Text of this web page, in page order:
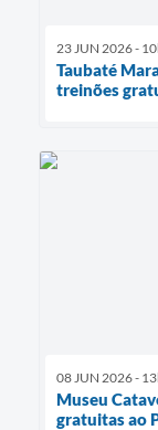
23 JUN 2026 -
Taubaté
treinões
08 JUN 2026 -
Museu
gratuitas ao